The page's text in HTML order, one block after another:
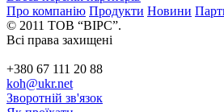
Про компанію Продукти Новини
© 2011 ТОВ “ВІРС”.
Всі права захищені
+380 67 111 20 88
koh@ukr.net
Зворотній зв'язок